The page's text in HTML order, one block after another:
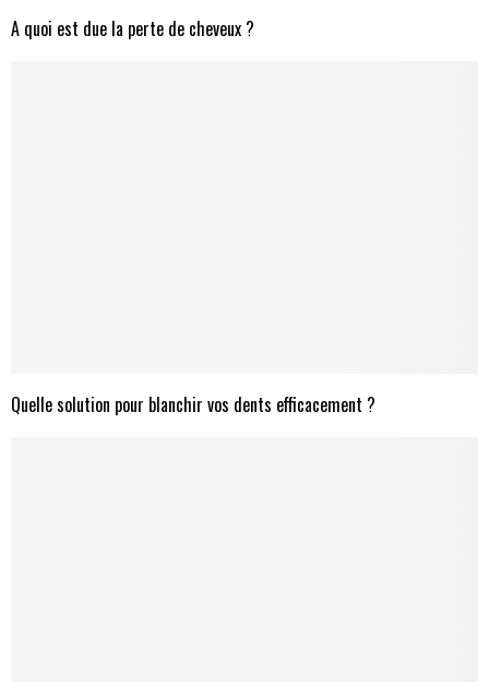
A quoi est due la perte de cheveux ?
Quelle solution pour blanchir vos dents efficacement ?